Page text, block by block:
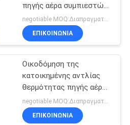
πηγής αέρα συμπιεστών
εμπορική R32
negotiable MOQ:Διαπραγματεύσιμος
ΕΠΙΚΟΙΝΩΝΙΑ
Οικοδόμηση της
κατοικημένης αντλίας
θερμότητας πηγής αέρα
ελέγχου μακροχρόνιας
σειράς R410A
negotiable MOQ:Διαπραγματεύσιμος
ΕΠΙΚΟΙΝΩΝΙΑ